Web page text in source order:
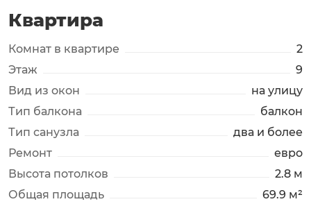
Квартира
Комнат в квартире
2
Этаж
9
Вид из окон
на улицу
Тип балкона
балкон
Тип санузла
два и более
Ремонт
евро
Высота потолков
2.8 м
Общая площадь
69.9 м²